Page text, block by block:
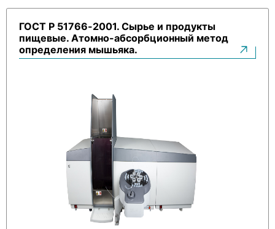
ГОСТ Р 51766-2001. Сырье и продукты
пищевые. Атомно-абсорбционный метод
определения мышьяка.